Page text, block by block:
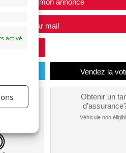
activé
vendeur par mail
?
Obtenir un
Véhicule non